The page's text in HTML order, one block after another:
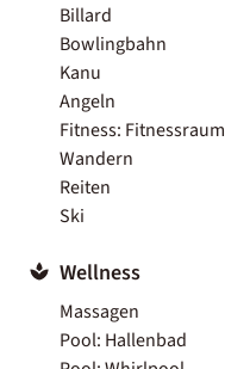
Billard
Bowlingbahn
Kanu
Angeln
Fitness: Fitnessraum
Wandern
Reiten
Ski
Wellness
Massagen
Pool: Hallenbad